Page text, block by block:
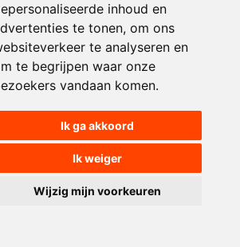
inhoud en
te tonen, om ons
te analyseren en
te begrijpen waar onze
vandaan komen.
Ik ga akkoord
Ik weiger
Wijzig mijn voorkeuren
artiesten